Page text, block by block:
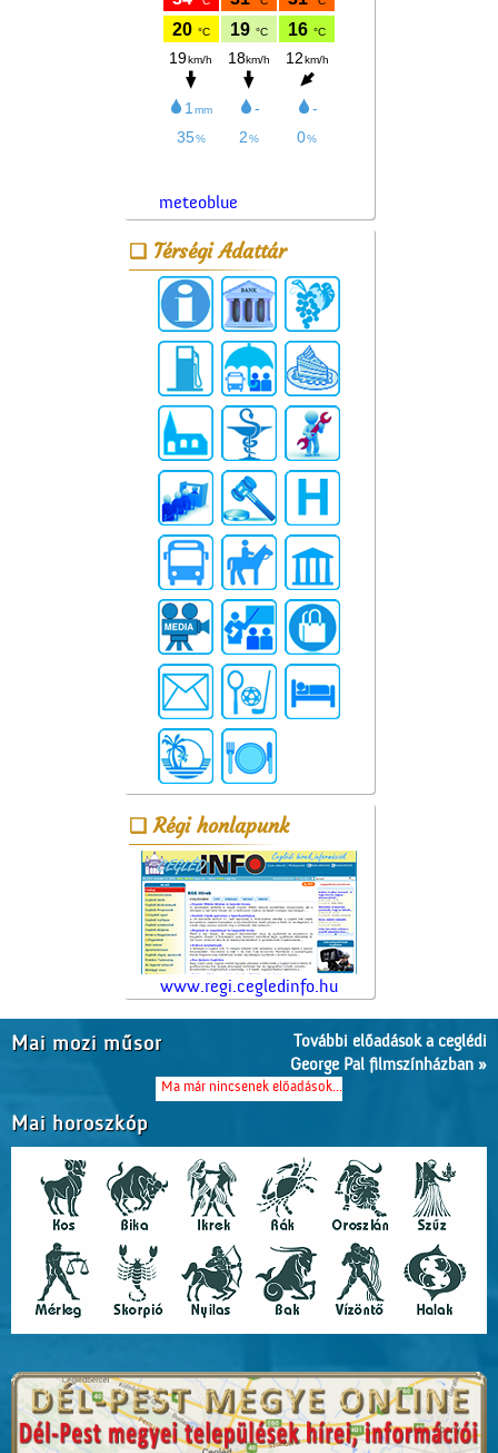
meteoblue
Térségi Adattár
Régi honlapunk
www.regi.cegledinfo.hu
Mai mozi műsor
További előadások a ceglédi
George Pal filmszínházban »
Ma már nincsenek előadások...
Mai horoszkóp